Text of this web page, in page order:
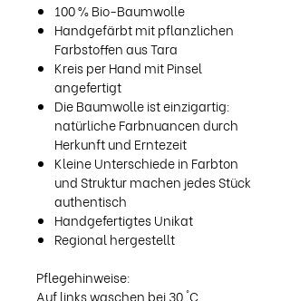
100 % Bio-Baumwolle
Handgefärbt mit pflanzlichen
Farbstoffen aus Tara
Kreis per Hand mit Pinsel
angefertigt
Die Baumwolle ist einzigartig:
natürliche Farbnuancen durch
Herkunft und Erntezeit
Kleine Unterschiede in Farbton
und Struktur machen jedes Stück
authentisch
Handgefertigtes Unikat
Regional hergestellt
Pflegehinweise:
Auf links waschen bei 30 °C,